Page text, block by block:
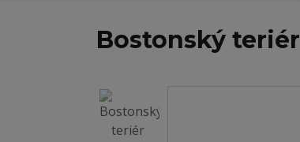
Bostonský teriér